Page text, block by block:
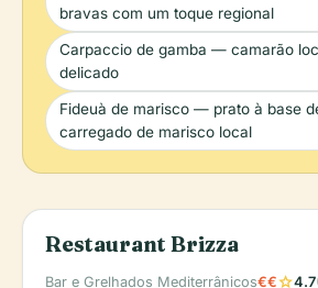
bravas com um toque regional
Carpaccio de gamba — camarão
delicado
Fideuà de marisco — prato à base
carregado de marisco local
Restaurant Brizza
Bar e Grelhados Mediterrânicos€€star4.7